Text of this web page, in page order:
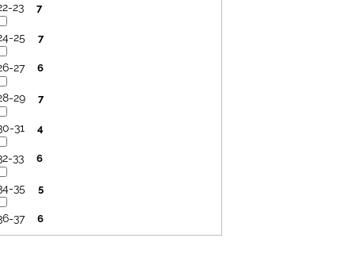
23 7
25 7
27 6
29 7
31 4
33 6
35 5
37 6